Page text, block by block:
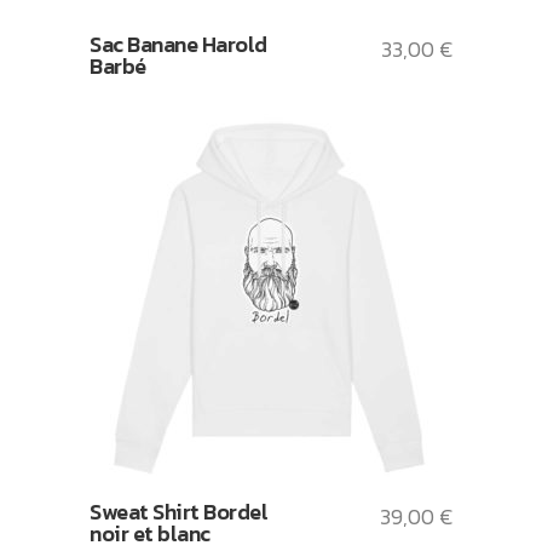
Sac Banane Harold
Barbé
33,00 €
Sweat Shirt Bordel
noir et blanc
39,00 €